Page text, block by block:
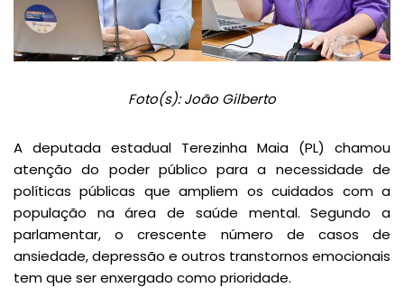
Foto(s): João Gilberto
A deputada estadual Terezinha Maia (PL) chamou
atenção do poder público para a necessidade de
políticas públicas que ampliem os cuidados com a
população na área de saúde mental. Segundo a
parlamentar, o crescente número de casos de
ansiedade, depressão e outros transtornos emocionais
tem que ser enxergado como prioridade.